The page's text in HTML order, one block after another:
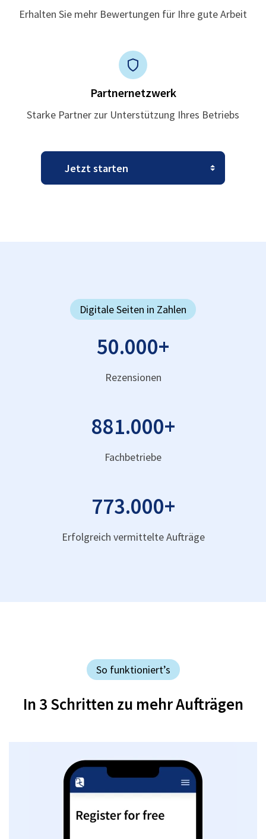
Erhalten Sie mehr Bewertungen für Ihre gute Arbeit
Partnernetzwerk
Starke Partner zur Unterstützung Ihres Betriebs
Digitale Seiten in Zahlen
50.000+
Rezensionen
881.000+
Fachbetriebe
773.000+
Erfolgreich vermittelte Aufträge
So funktioniert’s
In 3 Schritten zu mehr Aufträgen